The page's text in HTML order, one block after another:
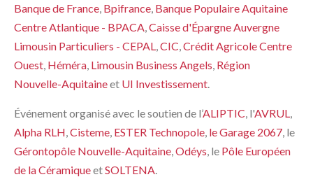
Banque de France, Bpifrance, Banque Populaire Aquitaine
Centre Atlantique - BPACA,Caisse d'Épargne Auvergne
Limousin Particuliers - CEPAL,CIC,Crédit Agricole Centre
Ouest, Héméra, Limousin Business Angels, Région
Nouvelle-Aquitaineet UI Investissement.
Événement organisé avec le soutien de l’ALIPTIC, l'AVRUL,
Alpha RLH,Cisteme, ESTER Technopole, le Garage 2067, le
Gérontopôle Nouvelle-Aquitaine,Odéys, le Pôle Européen
de la CéramiqueetSOLTENA.